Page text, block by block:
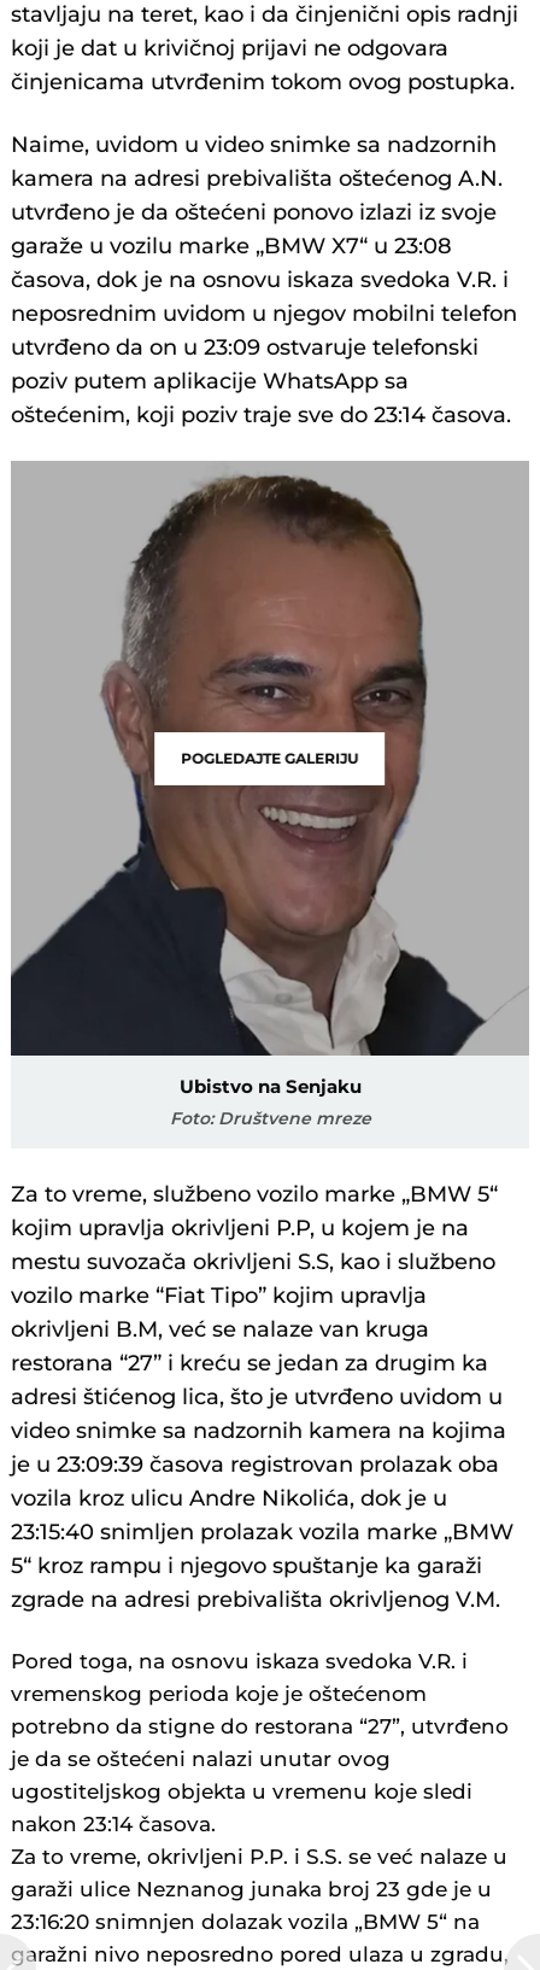
stavljaju na teret, kao i da činjenični opis radnji
koji je dat u krivičnoj prijavi ne odgovara
činjenicama utvrđenim tokom ovog postupka.
Naime, uvidom u video snimke sa nadzornih
kamera na adresi prebivališta oštećenog A.N.
utvrđeno je da oštećeni ponovo izlazi iz svoje
garaže u vozilu marke „BMW X7“ u 23:08
časova, dok je na osnovu iskaza svedoka V.R. i
neposrednim uvidom u njegov mobilni telefon
utvrđeno da on u 23:09 ostvaruje telefonski
poziv putem aplikacije WhatsApp sa
oštećenim, koji poziv traje sve do 23:14 časova.
POGLEDAJTE GALERIJU
Ubistvo na Senjaku
Foto: Društvene mreze
Za to vreme, službeno vozilo marke „BMW 5“
kojim upravlja okrivljeni P.P, u kojem je na
mestu suvozača okrivljeni S.S, kao i službeno
vozilo marke “Fiat Tipo” kojim upravlja
okrivljeni B.M, već se nalaze van kruga
restorana “27” i kreću se jedan za drugim ka
adresi štićenog lica, što je utvrđeno uvidom u
video snimke sa nadzornih kamera na kojima
je u 23:09:39 časova registrovan prolazak oba
vozila kroz ulicu Andre Nikolića, dok je u
23:15:40 snimljen prolazak vozila marke „BMW
5“ kroz rampu i njegovo spuštanje ka garaži
zgrade na adresi prebivališta okrivljenog V.M.
Pored toga, na osnovu iskaza svedoka V.R. i
vremenskog perioda koje je oštećenom
potrebno da stigne do restorana “27”, utvrđeno
je da se oštećeni nalazi unutar ovog
ugostiteljskog objekta u vremenu koje sledi
nakon 23:14 časova.
Za to vreme, okrivljeni P.P. i S.S. se već nalaze u
garaži ulice Neznanog junaka broj 23 gde je u
23:16:20 snimnjen dolazak vozila „BMW 5“ na
garažni nivo neposredno pored ulaza u zgradu,